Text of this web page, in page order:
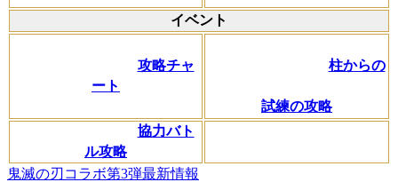
イベント
攻略チャ
ート
柱からの
試練の攻略
協力バト
ル攻略
鬼滅の刃コラボ第3弾最新情報